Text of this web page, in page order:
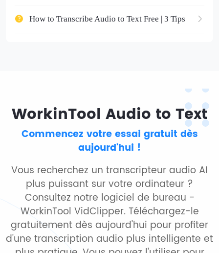
How to Transcribe Audio to Text Free | 3 Tips
WorkinTool Audio to Text
Commencez votre essai gratuit dès
aujourd'hui !
Vous recherchez un transcripteur audio AI
plus puissant sur votre ordinateur ?
Consultez notre logiciel de bureau -
WorkinTool VidClipper. Téléchargez-le
gratuitement dès aujourd'hui pour profiter
d'une transcription audio plus intelligente et